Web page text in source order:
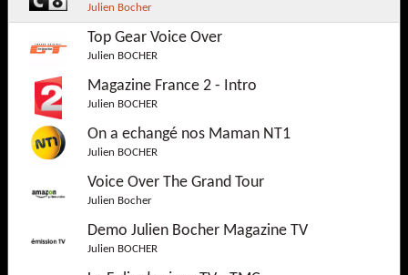
Julien Bocher
Top Gear Voice Over
Julien BOCHER
Magazine France 2 - Intro
Julien BOCHER
On a echangé nos Maman NT1
Julien BOCHER
Voice Over The Grand Tour
Julien Bocher
Demo Julien Bocher Magazine TV
Julien BOCHER